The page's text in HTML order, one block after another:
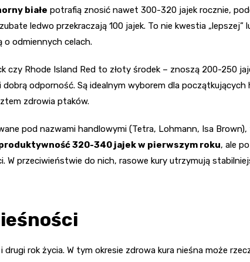
białe potrafią znosić nawet 300-320 jajek rocznie,
ledwo przekraczają 100 jajek. To nie kwestia „lepszej”
o odmiennych celach.
czy Rhode Island Red to złoty środek – znoszą 200-250
odporność. Są idealnym wyborem dla początkujących
zdrowia ptaków.
pod nazwami handlowymi (Tetra, Lohmann, Isa
320-340 jajek w pierwszym roku, ale
W przeciwieństwie do nich, rasowe kury utrzymują
rok życia. W tym okresie zdrowa kura nieśna może